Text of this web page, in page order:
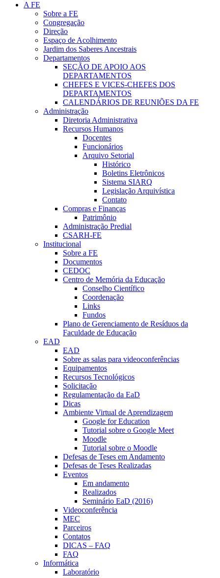
A FE
Sobre a FE
Congregação
Direção
Espaço de Acolhimento
Jardim dos Saberes Ancestrais
Departamentos
SEÇÃO DE APOIO AOS
DEPARTAMENTOS
CHEFES E VICES-CHEFES DOS
DEPARTAMENTOS
CALENDÁRIOS DE REUNIÕES DA FE
Administração
Diretoria Administrativa
Recursos Humanos
Docentes
Funcionários
Arquivo Setorial
Histórico
Boletins Eletrônicos
Sistema SIARQ
Legislação Arquivística
Contato
Compras e Finanças
Patrimônio
Administração Predial
CSARH-FE
Institucional
Sobre a FE
Documentos
CEDOC
Centro de Memória da Educação
Conselho Científico
Coordenação
Links
Fundos
Plano de Gerenciamento de Resíduos da
Faculdade de Educação
EAD
EAD
Sobre as salas para videoconferências
Equipamentos
Recursos Tecnológicos
Solicitação
Regulamentação da EaD
Dicas
Ambiente Virtual de Aprendizagem
Google for Education
Tutorial sobre o Google Meet
Moodle
Tutorial sobre o Moodle
Defesas de Teses em Andamento
Defesas de Teses Realizadas
Eventos
Em andamento
Realizados
Seminário EaD (2016)
Videoconferência
MEC
Parceiros
Contatos
DICAS – FAQ
FAQ
Informática
Laboratório